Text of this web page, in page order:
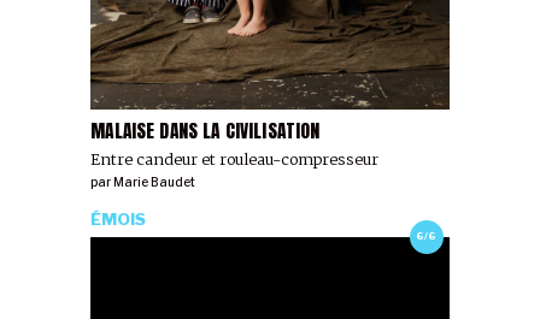
MALAISE DANS LA CIVILISATION
Entre candeur et rouleau-compresseur
parMarie Baudet
6/6
ÉMOIS